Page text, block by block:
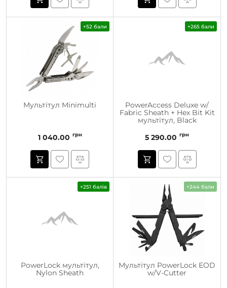
+52 бали
Мультітул Minimulti
1 040.00 грн
+265 бали
PowerAccess Deluxe w/
Fabric Sheath + Hex Bit Kit
мультітул, Black
5 290.00 грн
+251 балів
PowerLock мультітул,
Nylon Sheath
+244 бали
Мультітул PowerLock EOD
w/V-Cutter